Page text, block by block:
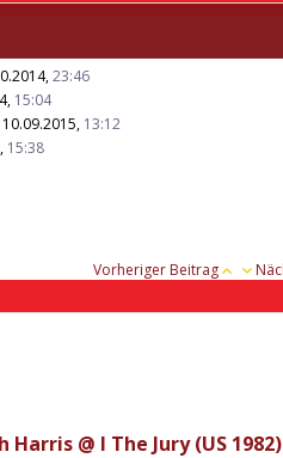
23:46
15:04
10.09.2015, 13:12
15:38
Vorheriger Beitrag
@ I The Jury (US 1982)